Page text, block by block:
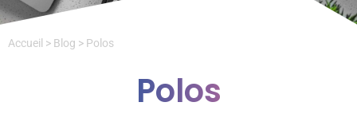
Accueil > Blog > Polos
Polos